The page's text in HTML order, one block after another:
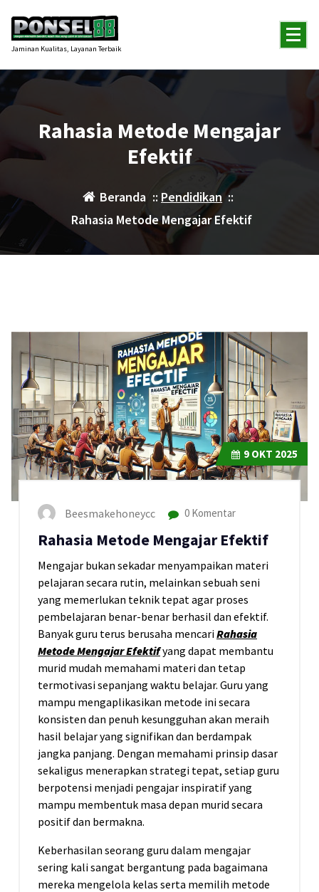
konten
Jaminan Kualitas, Layanan Terbaik
Rahasia Metode Mengajar
Efektif
Beranda :: Pendidikan::
Rahasia Metode Mengajar Efektif
9 OKT 2025
Beesmakehoneycc 0 Komentar
Rahasia Metode Mengajar Efektif
Mengajar bukan sekadar menyampaikan materi
pelajaran secara rutin, melainkan sebuah seni
yang memerlukan teknik tepat agar proses
pembelajaran benar-benar berhasil dan efektif.
Banyak guru terus berusaha mencariRahasia
Metode Mengajar Efektifyang dapat membantu
murid mudah memahami materi dan tetap
termotivasi sepanjang waktu belajar. Guru yang
mampu mengaplikasikan metode ini secara
konsisten dan penuh kesungguhan akan meraih
hasil belajar yang signifikan dan berdampak
jangka panjang. Dengan memahami prinsip dasar
sekaligus menerapkan strategi tepat, setiap guru
berpotensi menjadi pengajar inspiratif yang
mampu membentuk masa depan murid secara
positif dan bermakna.
Keberhasilan seorang guru dalam mengajar
sering kali sangat bergantung pada bagaimana
mereka mengelola kelas serta memilih metode